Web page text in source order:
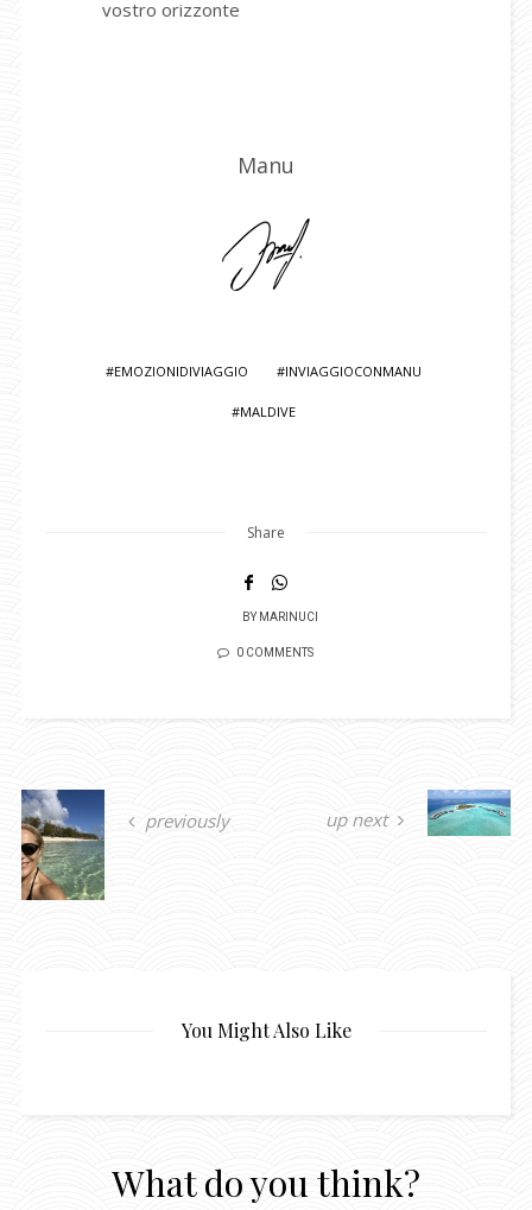
vostro orizzonte
Manu
EMOZIONIDIVIAGGIO INVIAGGIOCONMANU
MALDIVE
Share
BYMARINUCI
0 COMMENTS
previously up next
You Might Also Like
What do you think?